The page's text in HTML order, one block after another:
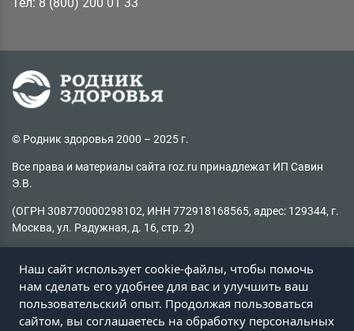
© Родник здоровья 2000 – 2025 г.
Все права и материалы сайта roz.ru принадлежат ИП Савин
Э.В.
(ОГРН 308770000298102, ИНН 772918168565, адрес: 129344, г.
Москва, ул. Радужная, д. 16, стр. 2)
запрещено
Не нашли информацию на сайте?
Пишите наclient@roz.ru
Наш сайт использует cookie-файлы, чтобы помочь
нам сделать его удобнее для вас и улучшить ваш
пользовательский опыт. Продолжая пользоваться
сайтом, вы соглашаетесь на обработку персональных